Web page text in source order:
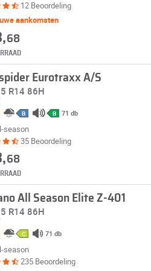
12 Beoordeling
aankomsten
68
Eurotraxx A/S
R14 86H
B B 71 db
season
35 Beoordeling
68
All Season Elite Z-401
R14 86H
C 71 db
season
235 Beoordeling